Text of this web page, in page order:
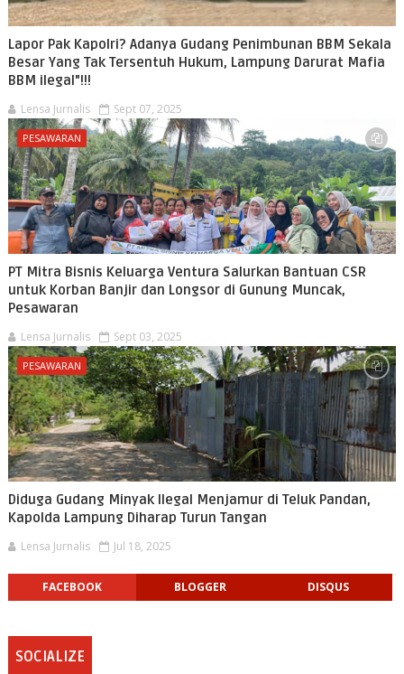
Lapor Pak Kapolri? Adanya Gudang Penimbunan BBM Sekala
Besar Yang Tak Tersentuh Hukum, Lampung Darurat Mafia
BBM ilegal"!!!
Lensa Jurnalis Sept 07, 2025
PESAWARAN
PT Mitra Bisnis Keluarga Ventura Salurkan Bantuan CSR
untuk Korban Banjir dan Longsor di Gunung Muncak,
Pesawaran
Lensa Jurnalis Sept 03, 2025
PESAWARAN
Diduga Gudang Minyak Ilegal Menjamur di Teluk Pandan,
Kapolda Lampung Diharap Turun Tangan
Lensa Jurnalis Jul 18, 2025
FACEBOOK BLOGGER DISQUS
SOCIALIZE